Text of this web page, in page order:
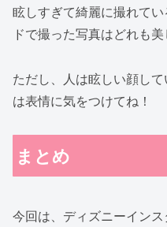
眩しすぎて綺麗に撮れて
ドで撮った写真はどれも美
ただし、人は眩しい顔し
は表情に気をつけてね！
まとめ
今回は、ディズニーイン